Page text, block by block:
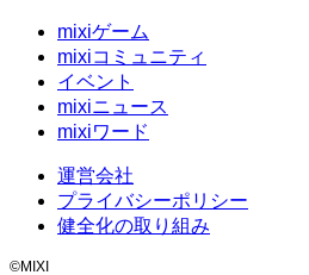
mixiゲーム
mixiコミュニティ
イベント
mixiニュース
mixiワード
運営会社
プライバシーポリシー
健全化の取り組み
©MIXI